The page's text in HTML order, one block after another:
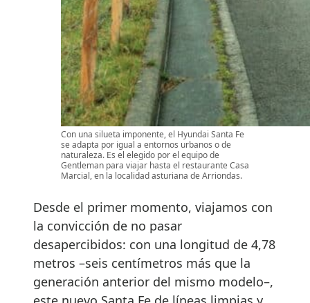
Con una silueta imponente, el Hyundai Santa Fe
se adapta por igual a entornos urbanos o de
naturaleza. Es el elegido por el equipo de
Gentleman para viajar hasta el restaurante Casa
Marcial, en la localidad asturiana de Arriondas.
Desde el primer momento, viajamos con
la convicción de no pasar
desapercibidos: con una longitud de 4,78
metros –seis centímetros más que la
generación anterior del mismo modelo–,